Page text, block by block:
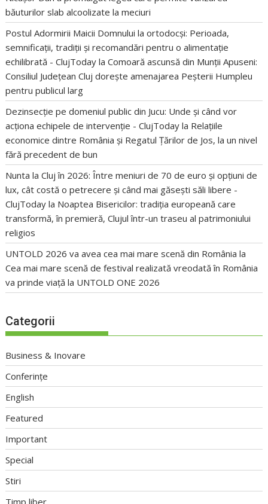
băuturilor slab alcoolizate la meciuri
Postul Adormirii Maicii Domnului la ortodocși: Perioada,
semnificații, tradiții și recomandări pentru o alimentație
echilibrată - ClujToday laComoară ascunsă din Munții Apuseni:
Consiliul Județean Cluj dorește amenajarea Peșterii Humpleu
pentru publicul larg
Dezinsecție pe domeniul public din Jucu: Unde și când vor
acționa echipele de intervenție - ClujToday la Relațiile
economice dintre România și Regatul Țărilor de Jos, la un nivel
fără precedent de bun
Nunta la Cluj în 2026: Între meniuri de 70 de euro și opțiuni de
lux, cât costă o petrecere și când mai găsești săli libere -
ClujToday la Noaptea Bisericilor: tradiția europeană care
transformă, în premieră, Clujul într-un traseu al patrimoniului
religios
UNTOLD 2026 va avea cea mai mare scenă din România la
Cea mai mare scenă de festival realizată vreodată în România
va prinde viață la UNTOLD ONE 2026
Categorii
Business & Inovare
Conferințe
English
Featured
Important
Special
Stiri
Timp liber